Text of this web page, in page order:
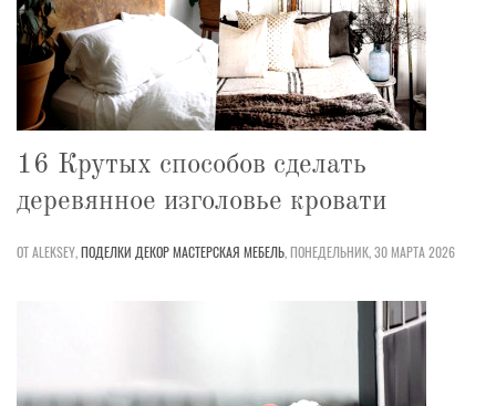
16 Крутых способов сделать
деревянное изголовье кровати
ОТ ALEKSEY,ПОДЕЛКИ ДЕКОРМАСТЕРСКАЯ МЕБЕЛЬ,ПОНЕДЕЛЬНИК, 30 МАРТА 2026